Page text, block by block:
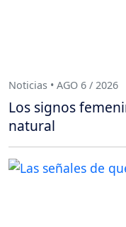
Noticias • AGO 6 / 2026
Los signos
natural